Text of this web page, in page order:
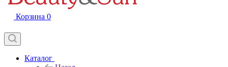
Корзина 0
Каталог